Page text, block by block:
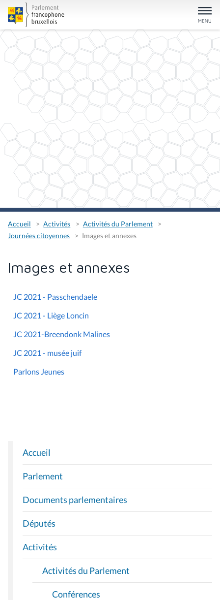
Accueil Activités
Activités du Parlement
Journées citoyennes
Images et annexes
Images et annexes
JC 2021 - Passchendaele
JC 2021 - Liège Loncin
JC 2021-Breendonk Malines
JC 2021 - musée juif
Parlons Jeunes
N
A
V
I
G
A
T
I
O
Accueil
Parlement
Documents parlementaires
Députés
Activités
Activités du Parlement
Conférences